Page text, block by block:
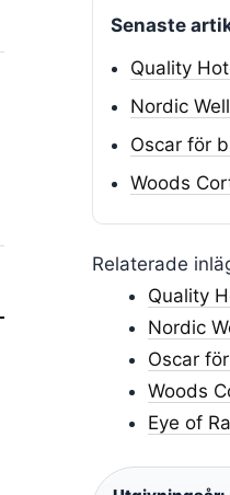
Senaste
Quality
Nordic
Oscar för
Woods
Relaterade
Quality
Nordic
Oscar
Woods
Eye of